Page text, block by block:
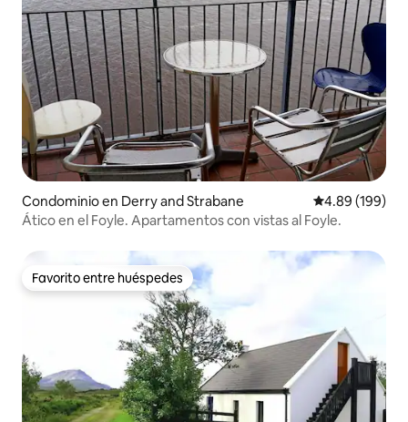
Condominio en Derry and Strabane Calificación
4.89 (199)
Ático en el Foyle. Apartamentos con vistas al Foyle.
Favorito entre huéspedes
Favorito entre huéspedes